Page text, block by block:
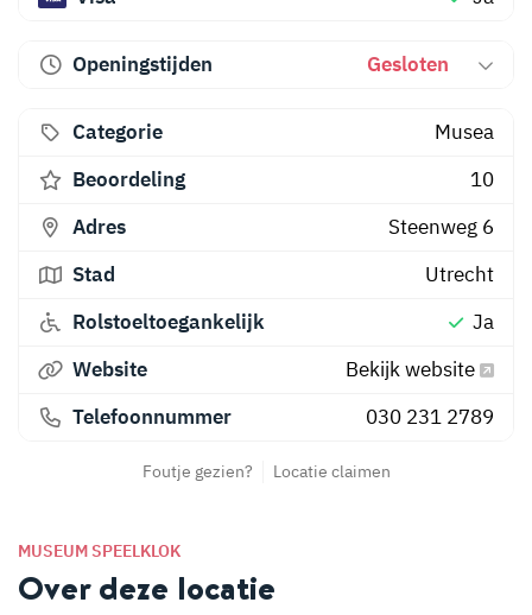
MUSEUM SPEELKLOK
Over deze locatie
Openingstijden Gesloten
Categorie
Musea
Beoordeling
10
Adres
Steenweg 6
Stad
Utrecht
Rolstoeltoegankelijk
Ja
Website
Bekijk website
Telefoonnummer
030 231 2789
Foutje gezien? Locatie claimen